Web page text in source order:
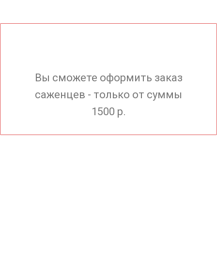
Вы сможете оформить заказ
саженцев - только от суммы
1500 р.